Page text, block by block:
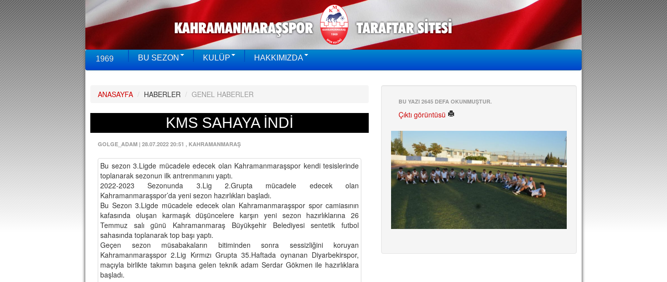
1969 BU SEZON KULÜP HAKKIMIZDA
ANASAYFA / HABERLER / GENEL HABERLER
KMS SAHAYA İNDİ
GOLGE_ADAM | 28.07.2022 20:51 , KAHRAMANMARAŞ
Bu sezon 3.Ligde mücadele edecek olan Kahramanmaraşspor kendi tesislerinde
toplanarak sezonun ilk antrenmanını yaptı.
2022-2023 Sezonunda 3.Lig 2.Grupta mücadele edecek olan
Kahramanmaraşspor’da yeni sezon hazırlıkları başladı.
Bu Sezon 3.Ligde mücadele edecek olan Kahramanmaraşspor spor camiasının
kafasında oluşan karmaşık düşüncelere karşın yeni sezon hazırlıklarına 26
Temmuz salı günü Kahramanmaraş Büyükşehir Belediyesi sentetik futbol
sahasında toplanarak top başı yaptı.
Geçen sezon müsabakaların bitiminden sonra sessizliğini koruyan
Kahramanmaraşspor 2.Lig Kırmızı Grupta 35.Haftada oynanan Diyarbekirspor,
maçıyla birlikte takımın başına gelen teknik adam Serdar Gökmen ile hazırlıklara
başladı.
BU YAZI 2645 DEFA OKUNMUŞTUR.
Çıktı görüntüsü